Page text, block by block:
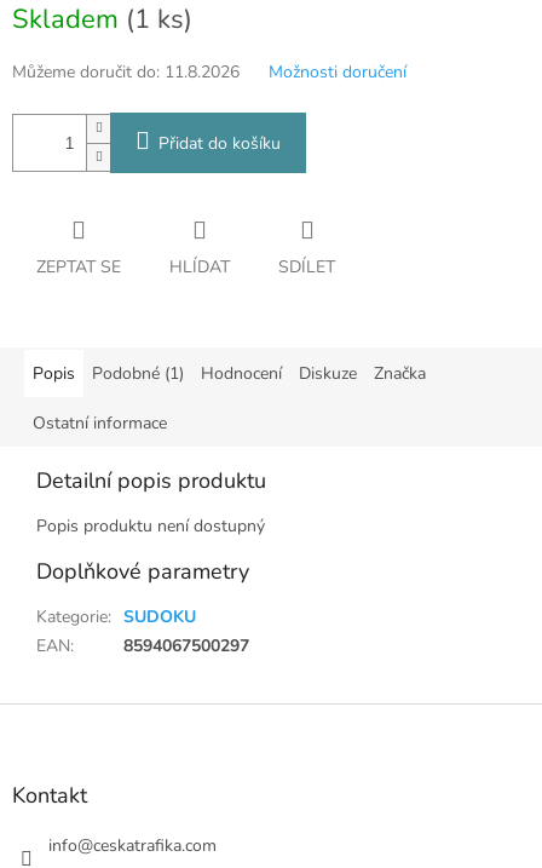
cena:
Skladem (1 ks)
Můžeme doručit do: 11.8.2026 Možnosti doručení
Přidat do košíku
ZEPTAT SE HLÍDAT SDÍLET
Popis Podobné (1) Hodnocení Diskuze Značka
Ostatní informace
Detailní popis produktu
Popis produktu není dostupný
Doplňkové parametry
Kategorie: SUDOKU
EAN: 8594067500297
Z
Kontakt
info@ceskatrafika.com